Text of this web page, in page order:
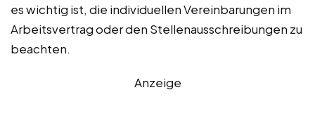
es wichtig ist, die individuellen Vereinbarungen im
Arbeitsvertrag oder den Stellenausschreibungen zu
beachten.
Anzeige